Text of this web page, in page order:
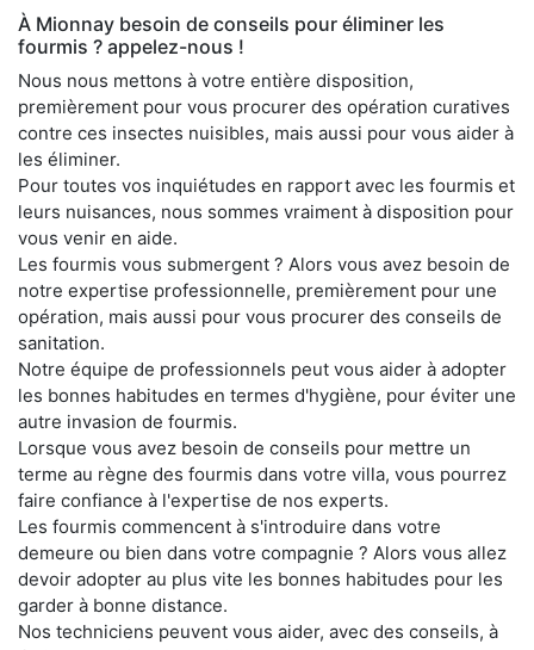
À Mionnay besoin de conseils pour éliminer les
fourmis ? appelez-nous !
Nous nous mettons à votre entière disposition,
premièrement pour vous procurer des opération curatives
contre ces insectes nuisibles, mais aussi pour vous aider à
les éliminer.
Pour toutes vos inquiétudes en rapport avec les fourmis et
leurs nuisances, nous sommes vraiment à disposition pour
vous venir en aide.
Les fourmis vous submergent ? Alors vous avez besoin de
notre expertise professionnelle, premièrement pour une
opération, mais aussi pour vous procurer des conseils de
sanitation.
Notre équipe de professionnels peut vous aider à adopter
les bonnes habitudes en termes d'hygiène, pour éviter une
autre invasion de fourmis.
Lorsque vous avez besoin de conseils pour mettre un
terme au règne des fourmis dans votre villa, vous pourrez
faire confiance à l'expertise de nos experts.
Les fourmis commencent à s'introduire dans votre
demeure ou bien dans votre compagnie ? Alors vous allez
devoir adopter au plus vite les bonnes habitudes pour les
garder à bonne distance.
Nos techniciens peuvent vous aider, avec des conseils, à